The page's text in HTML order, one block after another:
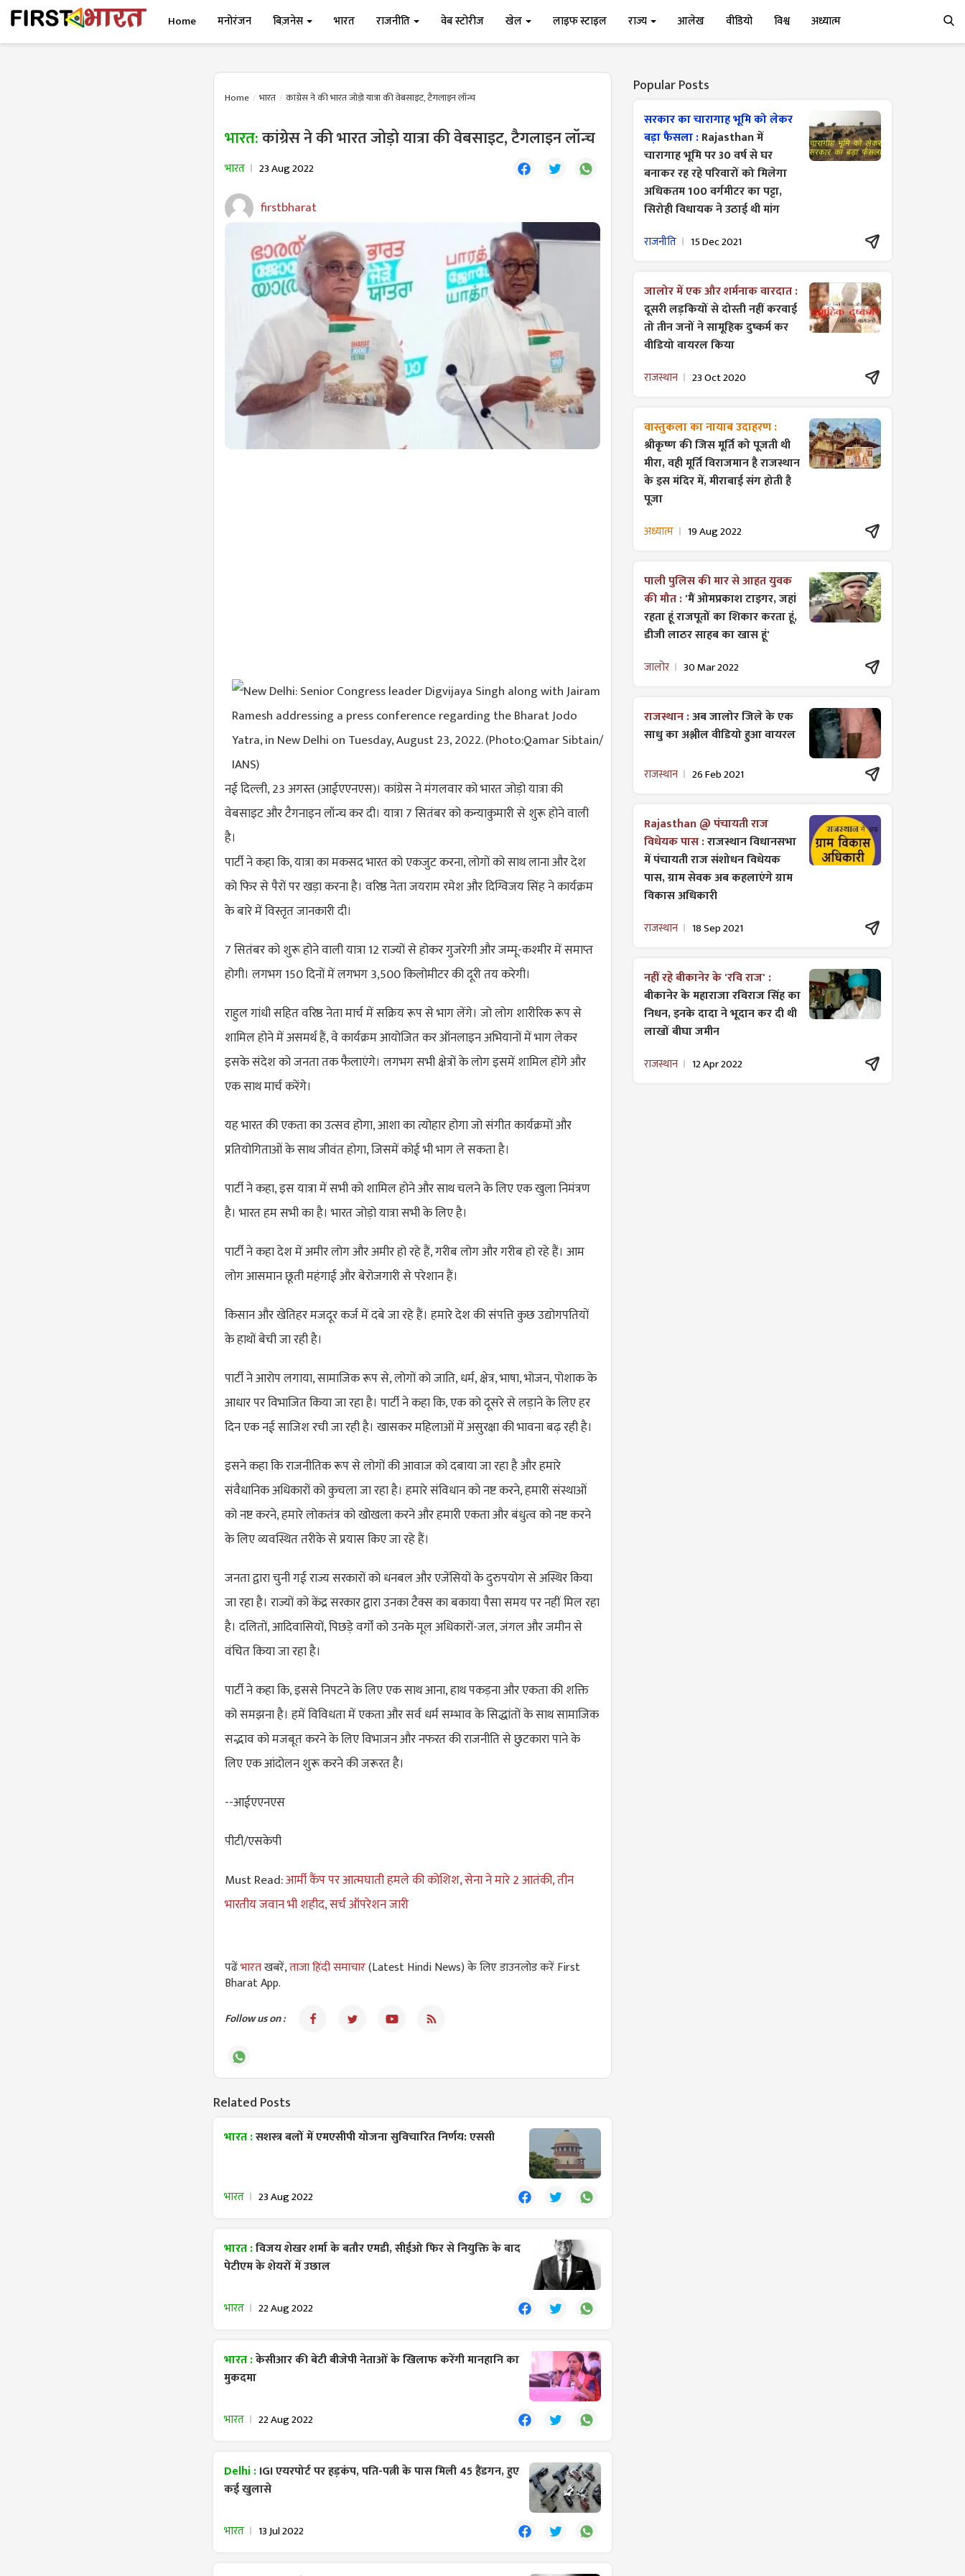
Home मनोरंजन बिज़नेस भारत राजनीति वेब स्टोरीज खेल लाइफ स्टाइल राज्य आलेख वीडियो विश्व अध्यात्म
Home भारत कांग्रेस ने की भारत जोड़ो यात्रा की वेबसाइट, टैगलाइन लॉन्च
भारत:कांग्रेस ने की भारत जोड़ो यात्रा की वेबसाइट, टैगलाइन लॉन्च
भारत 23 Aug 2022
firstbharat
नई दिल्ली, 23 अगस्त (आईएएनएस)। कांग्रेस ने मंगलवार को भारत जोड़ो यात्रा की
वेबसाइट और टैगनाइन लॉन्च कर दी। यात्रा 7 सितंबर को कन्याकुमारी से शुरू होने वाली
है।
पार्टी ने कहा कि, यात्रा का मकसद भारत को एकजुट करना, लोगों को साथ लाना और देश
को फिर से पैरों पर खड़ा करना है। वरिष्ठ नेता जयराम रमेश और दिग्विजय सिंह ने कार्यक्रम
के बारे में विस्तृत जानकारी दी।
7 सितंबर को शुरू होने वाली यात्रा 12 राज्यों से होकर गुजरेगी और जम्मू-कश्मीर में समाप्त
होगी। लगभग 150 दिनों में लगभग 3,500 किलोमीटर की दूरी तय करेगी।
राहुल गांधी सहित वरिष्ठ नेता मार्च में सक्रिय रूप से भाग लेंगे। जो लोग शारीरिक रूप से
शामिल होने में असमर्थ हैं, वे कार्यक्रम आयोजित कर ऑनलाइन अभियानों में भाग लेकर
इसके संदेश को जनता तक फैलाएंगे। लगभग सभी क्षेत्रों के लोग इसमें शामिल होंगे और
एक साथ मार्च करेंगे।
यह भारत की एकता का उत्सव होगा, आशा का त्योहार होगा जो संगीत कार्यक्रमों और
प्रतियोगिताओं के साथ जीवंत होगा, जिसमें कोई भी भाग ले सकता है।
पार्टी ने कहा, इस यात्रा में सभी को शामिल होने और साथ चलने के लिए एक खुला निमंत्रण
है। भारत हम सभी का है। भारत जोड़ो यात्रा सभी के लिए है।
पार्टी ने कहा देश में अमीर लोग और अमीर हो रहे हैं, गरीब लोग और गरीब हो रहे हैं। आम
लोग आसमान छूती महंगाई और बेरोजगारी से परेशान हैं।
किसान और खेतिहर मजदूर कर्ज में दबे जा रहे हैं। हमारे देश की संपत्ति कुछ उद्योगपतियों
के हाथों बेची जा रही है।
पार्टी ने आरोप लगाया, सामाजिक रूप से, लोगों को जाति, धर्म, क्षेत्र, भाषा, भोजन, पोशाक के
आधार पर विभाजित किया जा रहा है। पार्टी ने कहा कि, एक को दूसरे से लड़ाने के लिए हर
दिन एक नई साजिश रची जा रही है। खासकर महिलाओं में असुरक्षा की भावना बढ़ रही है।
इसने कहा कि राजनीतिक रूप से लोगों की आवाज को दबाया जा रहा है और हमारे
संवैधानिक अधिकारों को कुचला जा रहा है। हमारे संविधान को नष्ट करने, हमारी संस्थाओं
को नष्ट करने, हमारे लोकतंत्र को खोखला करने और हमारी एकता और बंधुत्व को नष्ट करने
के लिए व्यवस्थित तरीके से प्रयास किए जा रहे हैं।
जनता द्वारा चुनी गई राज्य सरकारों को धनबल और एजेंसियों के दुरुपयोग से अस्थिर किया
जा रहा है। राज्यों को केंद्र सरकार द्वारा उनका टैक्स का बकाया पैसा समय पर नहीं मिल रहा
है। दलितों, आदिवासियों, पिछड़े वर्गों को उनके मूल अधिकारों-जल, जंगल और जमीन से
वंचित किया जा रहा है।
पार्टी ने कहा कि, इससे निपटने के लिए एक साथ आना, हाथ पकड़ना और एकता की शक्ति
को समझना है। हमें विविधता में एकता और सर्व धर्म सम्भाव के सिद्धांतों के साथ सामाजिक
सद्भाव को मजबूत करने के लिए विभाजन और नफरत की राजनीति से छुटकारा पाने के
लिए एक आंदोलन शुरू करने की जरूरत है।
--आईएएनएस
पीटी/एसकेपी
Must Read:आर्मी कैंप पर आत्मघाती हमले की कोशिश, सेना ने मारे 2 आतंकी, तीन
भारतीय जवान भी शहीद, सर्च ऑपरेशन जारी
पढेंभारतखबरें,ताजा हिंदी समाचार(Latest Hindi News) के लिए डाउनलोड करें First
Bharat App.
Follow us on :
Related Posts
भारत :सशस्त्र बलों में एमएसीपी योजना सुविचारित निर्णय: एससी
भारत 23 Aug 2022
भारत :विजय शेखर शर्मा के बतौर एमडी, सीईओ फिर से नियुक्ति के बाद
पेटीएम के शेयरों में उछाल
भारत 22 Aug 2022
भारत :केसीआर की बेटी बीजेपी नेताओं के खिलाफ करेंगी मानहानि का
मुकदमा
भारत 22 Aug 2022
Delhi :IGI एयरपोर्ट पर हड़कंप, पति-पत्नी के पास मिली 45 हैंडगन, हुए
कई खुलासे
भारत 13 Jul 2022
Popular Posts
सरकार का चारागाह भूमि को लेकर
बड़ा फैसला :Rajasthan में
चारागाह भूमि पर 30 वर्ष से घर
बनाकर रह रहे परिवारों को मिलेगा
अधिकतम 100 वर्गमीटर का पट्टा,
सिरोही विधायक ने उठाई थी मांग
राजनीति 15 Dec 2021
जालोर में एक और शर्मनाक वारदात :
दूसरी लड़कियों से दोस्ती नहीं करवाई
तो तीन जनों ने सामूहिक दुष्कर्म कर
वीडियो वायरल किया
राजस्थान 23 Oct 2020
वास्तुकला का नायाब उदाहरण :
श्रीकृष्ण की जिस मूर्ति को पूजती थी
मीरा, वही मूर्ति विराजमान है राजस्थान
के इस मंदिर में, मीराबाई संग होती है
पूजा
अध्यात्म 19 Aug 2022
पाली पुलिस की मार से आहत युवक
की मौत :'मैं ओमप्रकाश टाइगर, जहां
रहता हूं राजपूतों का शिकार करता हूं,
डीजी लाठर साहब का खास हूं'
जालोर 30 Mar 2022
राजस्थान :अब जालोर जिले के एक
साधु का अश्लील वीडियो हुआ वायरल
राजस्थान 26 Feb 2021
Rajasthan @ पंचायती राज
विधेयक पास :राजस्थान विधानसभा
में पंचायती राज ​संशोधन विधेयक
पास, ग्राम सेवक अब कहलाएंगे ग्राम
विकास अधिकारी
राजस्थान 18 Sep 2021
नहीं रहे बीकानेर के 'रवि राज' :
बीकानेर के महाराजा रविराज सिंह का
निधन, इनके दादा ने भूदान कर दी थी
लाखों बीघा जमीन
राजस्थान 12 Apr 2022